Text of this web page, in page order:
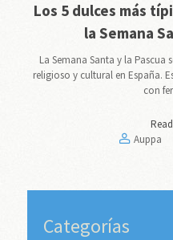
Los 5 dulces más
la Semana
La Semana Santa y la
religioso y cultural en España.
con
Auppa
Categorías